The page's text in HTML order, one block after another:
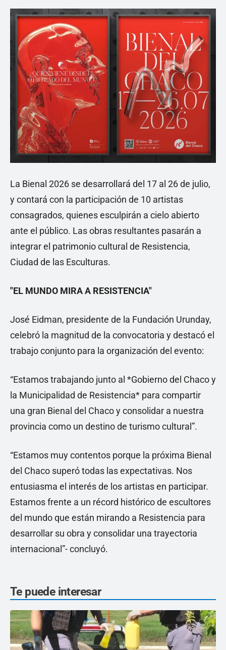
La Bienal 2026 se desarrollará del 17 al 26 de julio,
y contará con la participación de 10 artistas
consagrados, quienes esculpirán a cielo abierto
ante el público. Las obras resultantes pasarán a
integrar el patrimonio cultural de Resistencia,
Ciudad de las Esculturas.
"EL MUNDO MIRA A RESISTENCIA"
José Eidman, presidente de la Fundación Urunday,
celebró la magnitud de la convocatoria y destacó el
trabajo conjunto para la organización del evento:
“Estamos trabajando junto al *Gobierno del Chaco y
la Municipalidad de Resistencia* para compartir
una gran Bienal del Chaco y consolidar a nuestra
provincia como un destino de turismo cultural”.
“Estamos muy contentos porque la próxima Bienal
del Chaco superó todas las expectativas. Nos
entusiasma el interés de los artistas en participar.
Estamos frente a un récord histórico de escultores
del mundo que están mirando a Resistencia para
desarrollar su obra y consolidar una trayectoria
internacional”- concluyó.
Te puede interesar